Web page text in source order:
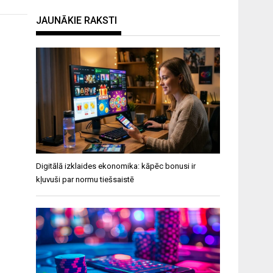
JAUNĀKIE RAKSTI
Digitālā izklaides ekonomika: kāpēc bonusi ir
kļuvuši par normu tiešsaistē